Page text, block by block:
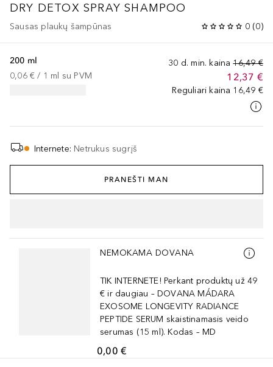
DRY DETOX SPRAY SHAMPOO
Sausas plaukų šampūnas 0 (0)
30 d. min. kaina 16,49 €
12,37 €
Reguliari kaina 16,49 €
200 ml
0,06 € / 1 ml su PVM
Internete: Netrukus sugrįš
PRANEŠTI MAN
Praleisti slankiklį
NEMOKAMA DOVANA
TIK INTERNETE! Perkant produktų už 49
€ ir daugiau – DOVANA MÁDARA
EXOSOME LONGEVITY RADIANCE
PEPTIDE SERUM skaistinamasis veido
serumas (15 ml). Kodas – MD
0,00 €